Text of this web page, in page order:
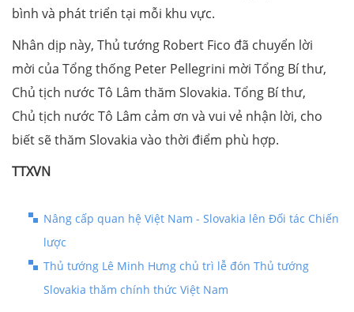
bình và phát triển tại mỗi khu vực.
Nhân dịp này, Thủ tướng Robert Fico đã chuyển lời
mời của Tổng thống Peter Pellegrini mời Tổng Bí thư,
Chủ tịch nước Tô Lâm thăm Slovakia. Tổng Bí thư,
Chủ tịch nước Tô Lâm cảm ơn và vui vẻ nhận lời, cho
biết sẽ thăm Slovakia vào thời điểm phù hợp.
TTXVN
Nâng cấp quan hệ Việt Nam - Slovakia lên Đối tác Chiến
lược
Thủ tướng Lê Minh Hưng chủ trì lễ đón Thủ tướng
Slovakia thăm chính thức Việt Nam